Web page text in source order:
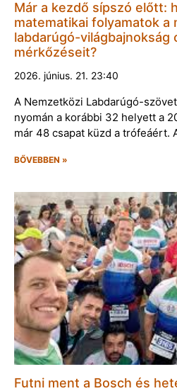
Már a kezdő sípszó előtt:
matematikai folyamatok a
labdarúgó-
mérkőzéseit?
2026. június. 21. 23:40
A Nemzetközi Labdarúgó-
nyomán a korábbi 32 helyett a
már 48 csapat küzd a trófeáért.
BŐVEBBEN »
Futni ment a Bosch és